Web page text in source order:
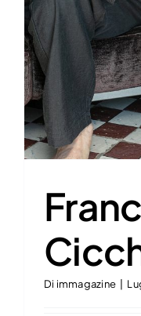
Di immagazine